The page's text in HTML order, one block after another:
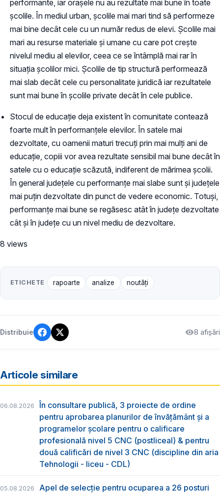
performante, iar orașele nu au rezultate mai bune în toate
școlile. În mediul urban, școlile mai mari tind să performeze
mai bine decât cele cu un număr redus de elevi. Școlile mai
mari au resurse materiale și umane cu care pot crește
nivelul mediu al elevilor, ceea ce se întâmplă mai rar în
situația școlilor mici. Școlile de tip structură performează
mai slab decât cele cu personalitate juridică iar rezultatele
sunt mai bune în școlile private decât în cele publice.
Stocul de educație deja existent în comunitate contează
foarte mult în performanțele elevilor. În satele mai
dezvoltate, cu oamenii maturi trecuți prin mai mulți ani de
educație, copiii vor avea rezultate sensibil mai bune decât în
satele cu o educație scăzută, indiferent de mărimea școlii.
În general județele cu performanțe mai slabe sunt și județele
mai puțin dezvoltate din punct de vedere economic. Totuși,
performanțe mai bune se regăsesc atât în județe dezvoltate
cât și în județe cu un nivel mediu de dezvoltare.
8 views
ETICHETE rapoarte analize noutăți
Distribuie 8 afișări
Articole similare
06.08.2026
În consultare publică, 3 proiecte de ordine
pentru aprobarea planurilor de învățământ și a
programelor școlare pentru o calificare
profesională nivel 5 CNC (postliceal) & pentru
două calificări de nivel 3 CNC (discipline din aria
Tehnologii - liceu - CDL)
05.08.2026
Apel de selecție pentru ocuparea a 26 posturi